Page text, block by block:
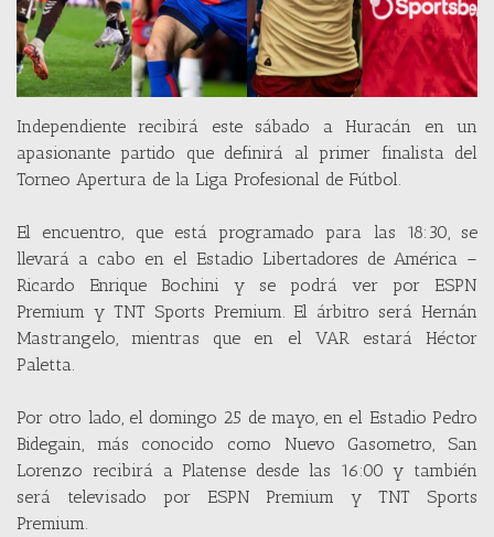
Independiente recibirá este sábado a Huracán en un
apasionante partido que definirá al primer finalista del
Torneo Apertura de la Liga Profesional de Fútbol.
El encuentro, que está programado para las 18:30, se
llevará a cabo en el Estadio Libertadores de América –
Ricardo Enrique Bochini y se podrá ver por ESPN
Premium y TNT Sports Premium. El árbitro será Hernán
Mastrangelo, mientras que en el VAR estará Héctor
Paletta.
Por otro lado, el domingo 25 de mayo, en el Estadio Pedro
Bidegain, más conocido como Nuevo Gasometro, San
Lorenzo recibirá a Platense desde las 16:00 y también
será televisado por ESPN Premium y TNT Sports
Premium.